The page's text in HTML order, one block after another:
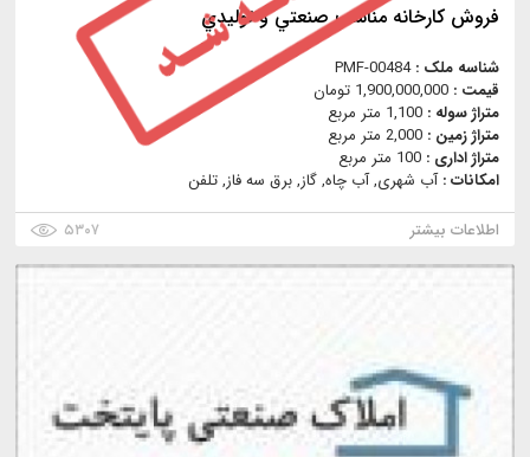
فروش كارخانه مناسب صنعتي و توليدي
شناسه ملک :PMF-00484
قیمت : 1,900,000,000 تومان
متراژ سوله : 1,100 متر مربع
متراژ زمین : 2,000 متر مربع
متراژ اداری : 100 متر مربع
امکانات :آب شهری, آب چاه, گاز, برق سه فاز, تلفن
اطلاعات بیشتر
۵۳۰۷